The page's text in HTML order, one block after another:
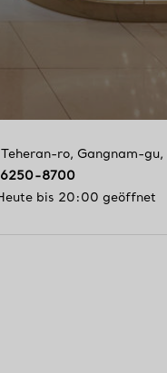
Teheran-ro, Gangnam-gu,
8700
bis 20:00 geöffnet